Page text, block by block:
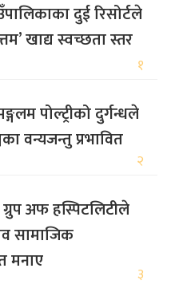
दुई रिसोर्टले
खाद्य स्वच्छता स्तर
१
पोल्ट्रीको दुर्गन्धले
वन्यजन्तु प्रभावित
२
अफ हस्पिटलिटीले
सामाजिक
मनाए
३